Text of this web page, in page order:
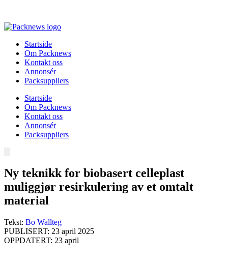
content
Startside
Om Packnews
Kontakt oss
Annonsér
Packsuppliers
Startside
Om Packnews
Kontakt oss
Annonsér
Packsuppliers
Ny teknikk for biobasert celleplast
muliggjør resirkulering av et omtalt
material
Tekst: Bo Wallteg
PUBLISERT: 23 april 2025
OPPDATERT: 23 april